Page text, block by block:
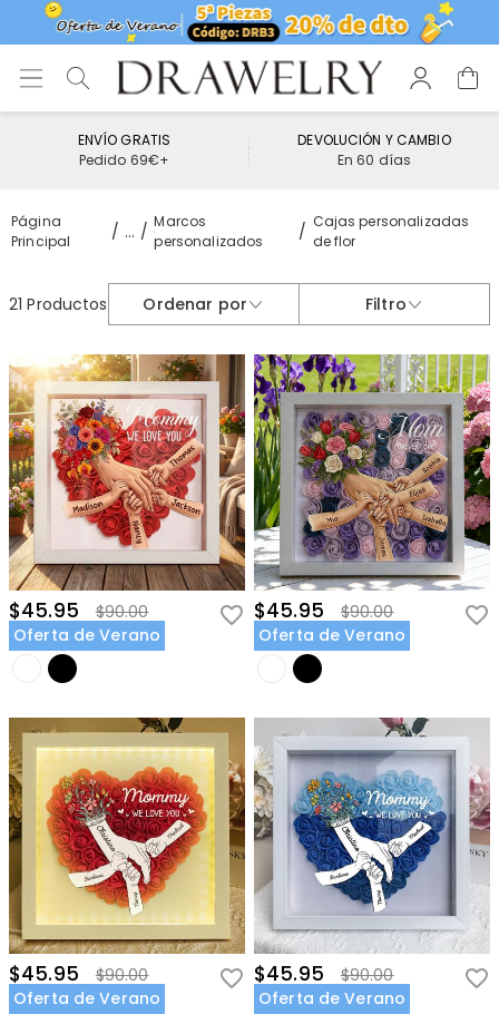
ENVÍO GRATIS
Pedido 69€+
DEVOLUCIÓN Y CAMBIO
En 60 días
Página
Principal
...
Marcos
personalizados
Cajas personalizadas
de flor
21 Productos Ordenar por Filtro
$45.95
$90.00
Oferta de Verano
$45.95
$90.00
Oferta de Verano
$45.95
$90.00
Oferta de Verano
$45.95
$90.00
Oferta de Verano